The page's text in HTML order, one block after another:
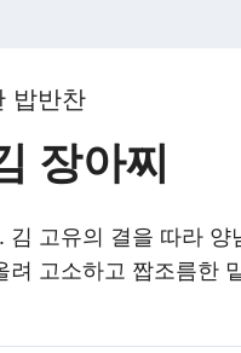
밥반찬
장아찌
고유의 결을 따라
고소하고 짭조름한